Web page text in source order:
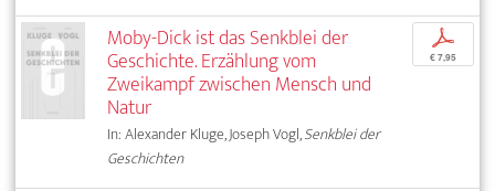
Moby-Dick ist das Senkblei der
Geschichte. Erzählung vom
Zweikampf zwischen Mensch und
Natur
In: Alexander Kluge, Joseph Vogl,Senkblei der
Geschichten
p
€ 7,95